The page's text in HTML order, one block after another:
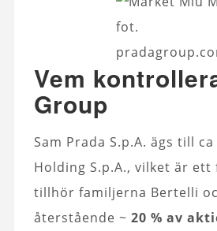
fot.
Vem
Group
Sam Prada S.p.A. ägs till
Holding S.p.A., vilket är ett
tillhör familjerna Bertelli
återstående ~ 20 % av